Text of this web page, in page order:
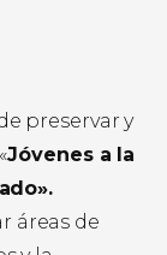
preservar y
Jóvenes a la
áreas de